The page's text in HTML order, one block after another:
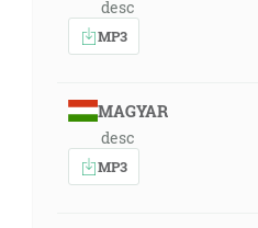
desc
MP3
MAGYAR
desc
MP3